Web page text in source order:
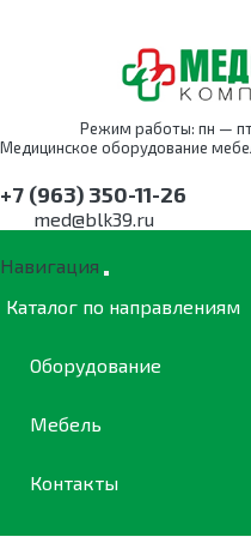
Режим работы: пн — пт
Медицинское оборудование
+7 (963) 350-11-26
med@blk39.ru
Навигация
Каталог по направлениям
Оборудование
Мебель
Контакты